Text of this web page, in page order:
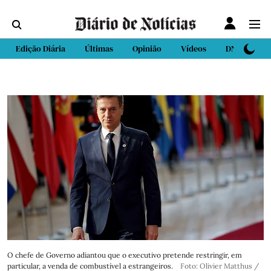
Edição Diária Últimas Opinião Vídeos DN Sport
O chefe de Governo adiantou que o executivo pretende restringir, em
particular, a venda de combustível a estrangeiros.
Foto: Olivier Matthus /